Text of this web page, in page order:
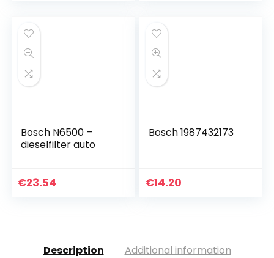
Bosch N6500 –
dieselfilter auto
€23.54
Bosch 1987432173
€14.20
Description Additional information